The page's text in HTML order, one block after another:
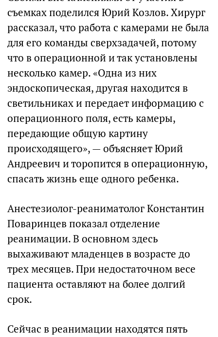
съемках поделился Юрий Козлов. Хирург
рассказал, что работа с камерами не была
для его команды сверхзадачей, потому
что в операционной и так установлены
несколько камер. «Одна из них
эндоскопическая, другая находится в
светильниках и передает информацию с
операционного поля, есть камеры,
передающие общую картину
происходящего», — объясняет Юрий
Андреевич и торопится в операционную,
спасать жизнь еще одного ребенка.
Анестезиолог-реаниматолог Константин
Поваринцев показал отделение
реанимации. В основном здесь
выхаживают младенцев в возрасте до
трех месяцев. При недостаточном весе
пациента оставляют на более долгий
срок.
Сейчас в реанимации находятся пять